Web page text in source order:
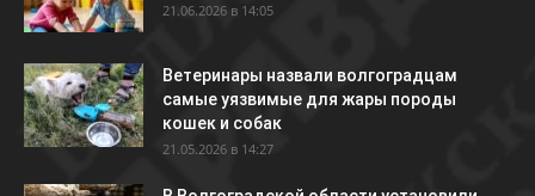
21.06.2026 в 14:05
Ветеринары назвали волгоградцам
самые уязвимые для жары породы
кошек и собак
21.05.2026 в 14:27